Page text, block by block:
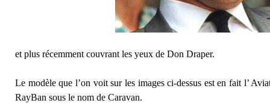
et plus récemment couvrant les yeux de Don Draper.
Le modèle que l’on voit sur les images ci-dessus est en fait l’
RayBan sous le nom de Caravan.